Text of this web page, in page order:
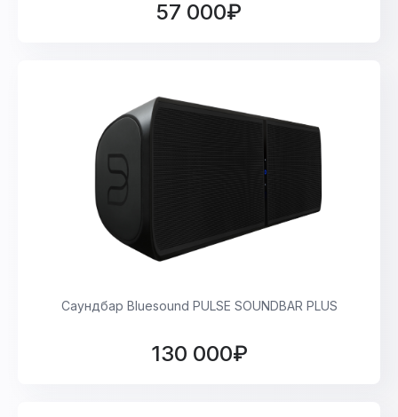
57 000₽
Саундбар Bluesound PULSE SOUNDBAR PLUS
130 000₽